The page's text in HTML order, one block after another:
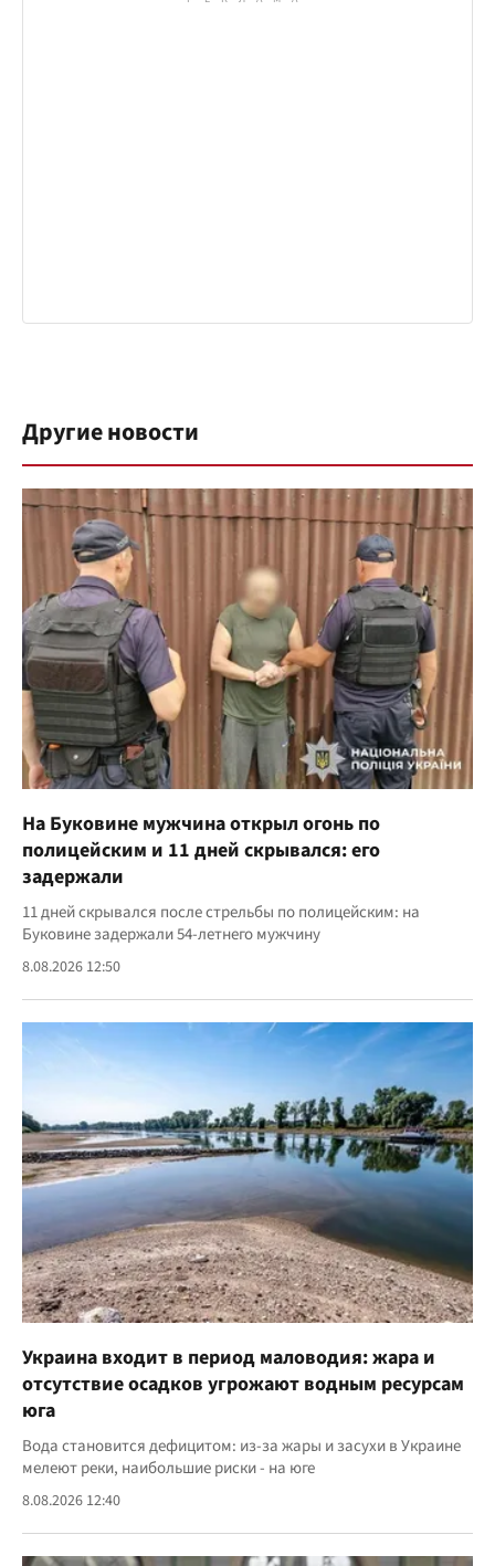
Другие новости
На Буковине мужчина открыл огонь по
полицейским и 11 дней скрывался: его
задержали
11 дней скрывался после стрельбы по полицейским: на
Буковине задержали 54-летнего мужчину
8.08.2026 12:50
Украина входит в период маловодия: жара и
отсутствие осадков угрожают водным ресурсам
юга
Вода становится дефицитом: из-за жары и засухи в Украине
мелеют реки, наибольшие риски - на юге
8.08.2026 12:40